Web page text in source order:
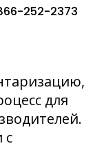
252-2373
для
с